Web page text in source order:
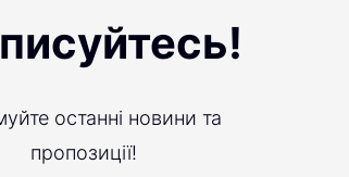
останні новини та
пропозиції!